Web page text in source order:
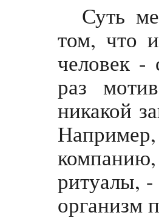
Суть
том, что
человек -
раз
никакой
ритуалы, -
организм